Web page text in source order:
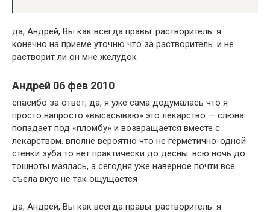
да, Андрей, Вы как всегда правы. растворитель. я
конечно на приеме уточню что за растворитель. и не
растворит ли он мне желудок
Андрей 06 фев 2010
спасибо за ответ, да, я уже сама додумалась что я
просто напросто «высасываю» это лекарство — слюна
попадает под «пломбу» и возвращается вместе с
лекарством. вполне вероятно что не герметично-одной
стенки зуба то нет практически до десны. всю ночь до
тошноты маялась, а сегодня уже наверное почти все
съела вкус не так ощущается
да, Андрей, Вы как всегда правы. растворитель. я